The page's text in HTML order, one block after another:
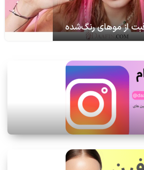
از موهای رنگ‌شده